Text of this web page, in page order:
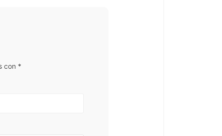
con *